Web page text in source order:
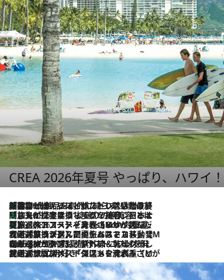
CREA 2026年夏号 やっぱり、ハワイ
2026.8.6
「荷物が増えるほど旅ストレスは増す」美容ジャーナリストがたどり着いた最終結論。“化粧品を劇的に減らす”感動の凝縮美容とは
2026.8.6
「旅先には金髪ウィッグを持参」日本と同じメイクでは損してる!? 美容ジャーナリストが提案する“掟破りの旅美容”とは
2026.8.6
【厳選旅コスメ】「身軽さ＆UV対策重視！」ヘアアーティストshucoが選んだ夏旅ベストコスメを発表【Mサイズジップ】
2026.8.5
【厳選旅コスメ】国内をあちこち移動する河井菜摘が選んだ夏旅ベストコスメ発表！「リラックスアイテムはマスト」【Mサイズジップ】
2026.8.4
【厳選旅コスメ】「紫外線＆乾燥対策しながらメイク感も！」ヘア＆メイクGeorgeが選んだ夏旅ベストコスメを発表！【Mサイズジップ】
2026.8.3
【厳選旅コスメ】「保湿もタイパ重視！」“サウナ好き”タレント清水みさとが愛用する夏旅ベストコスメを発表！【Mサイズジップ】